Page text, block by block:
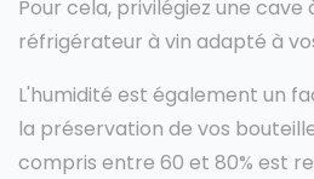
Pour cela, privilégiez une cave
réfrigérateur à vin adapté à
L'humidité est également un
la préservation de vos
compris entre 60 et 80% est